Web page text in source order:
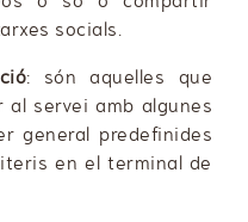
socials.
: són aquelles que
al servei amb algunes
general predefinides
en el terminal de